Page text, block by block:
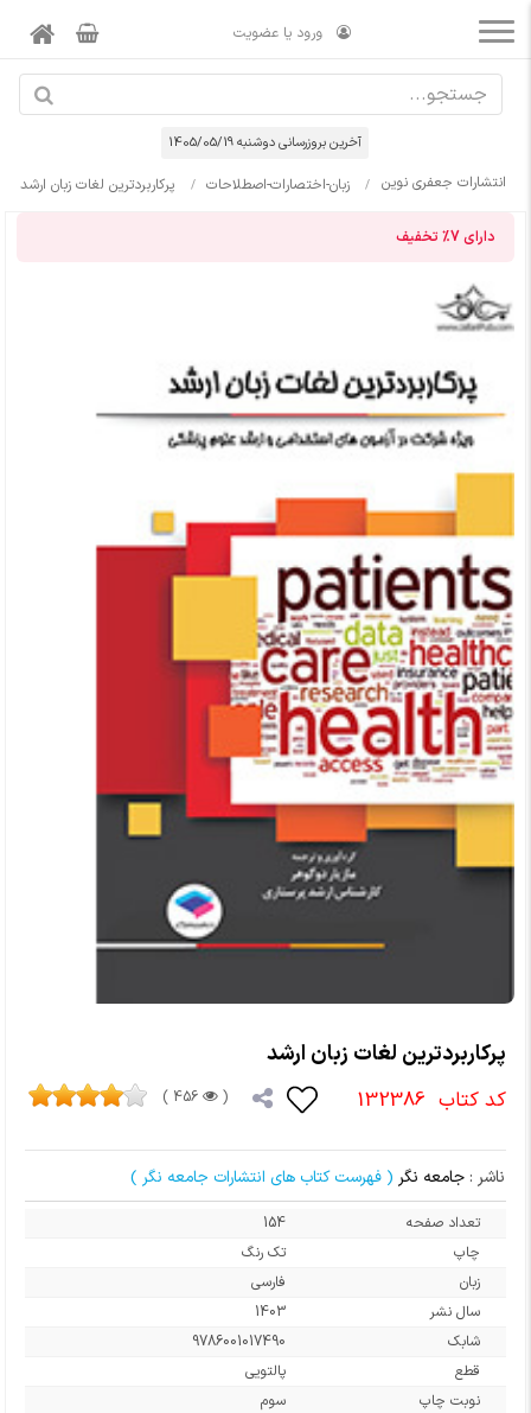
ورود یا عضویت
آخرین بروزرسانی دوشنبه 1405/05/19
انتشارات جعفری نوین زبان-اختصارات-اصطلاحات پرکاربردترین لغات زبان ارشد
دارای7% تخفیف
پرکاربردترین لغات زبان ارشد
کد کتاب 132386
(
456 )
ناشر : جامعه نگر ( فهرست کتاب های انتشارات جامعه نگر )
تعداد صفحه
154
چاپ
تک رنگ
زبان
فارسی
سال نشر
1403
شابک
9786001017490
قطع
پالتویی
نوبت چاپ
سوم